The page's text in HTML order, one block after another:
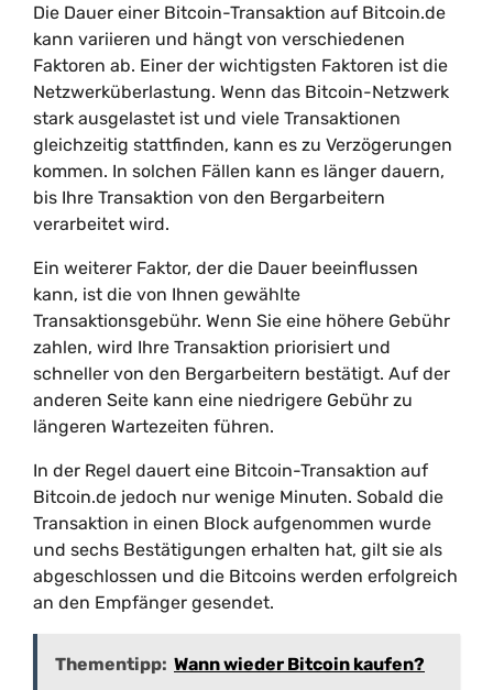
Die Dauer einer Bitcoin-Transaktion auf Bitcoin.de
kann variieren und hängt von verschiedenen
Faktoren ab. Einer der wichtigsten Faktoren ist die
Netzwerküberlastung. Wenn das Bitcoin-Netzwerk
stark ausgelastet ist und viele Transaktionen
gleichzeitig stattfinden, kann es zu Verzögerungen
kommen. In solchen Fällen kann es länger dauern,
bis Ihre Transaktion von den Bergarbeitern
verarbeitet wird.
Ein weiterer Faktor, der die Dauer beeinflussen
kann, ist die von Ihnen gewählte
Transaktionsgebühr. Wenn Sie eine höhere Gebühr
zahlen, wird Ihre Transaktion priorisiert und
schneller von den Bergarbeitern bestätigt. Auf der
anderen Seite kann eine niedrigere Gebühr zu
längeren Wartezeiten führen.
In der Regel dauert eine Bitcoin-Transaktion auf
Bitcoin.de jedoch nur wenige Minuten. Sobald die
Transaktion in einen Block aufgenommen wurde
und sechs Bestätigungen erhalten hat, gilt sie als
abgeschlossen und die Bitcoins werden erfolgreich
an den Empfänger gesendet.
Thementipp: Wann wieder Bitcoin kaufen?